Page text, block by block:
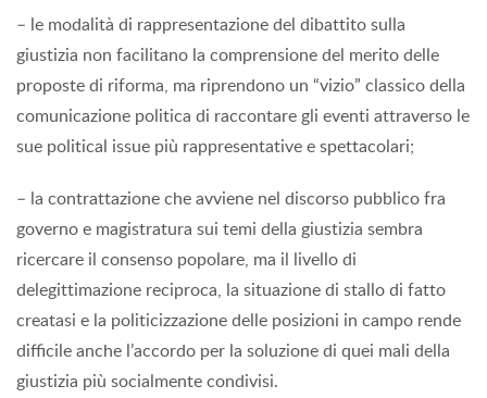
– le modalità di rappresentazione del dibattito sulla
giustizia non facilitano la comprensione del merito delle
proposte di riforma, ma riprendono un “vizio” classico della
comunicazione politica di raccontare gli eventi attraverso le
sue political issue più rappresentative e spettacolari;
– la contrattazione che avviene nel discorso pubblico fra
governo e magistratura sui temi della giustizia sembra
ricercare il consenso popolare, ma il livello di
delegittimazione reciproca, la situazione di stallo di fatto
creatasi e la politicizzazione delle posizioni in campo rende
difficile anche l’accordo per la soluzione di quei mali della
giustizia più socialmente condivisi.